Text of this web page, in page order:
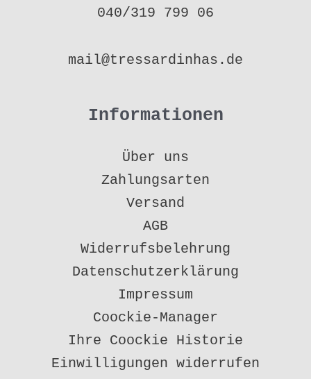
040/319 799 06
mail@tressardinhas.de
Informationen
Über uns
Zahlungsarten
Versand
AGB
Widerrufsbelehrung
Datenschutzerklärung
Impressum
Coockie-Manager
Ihre Coockie Historie
Einwilligungen widerrufen